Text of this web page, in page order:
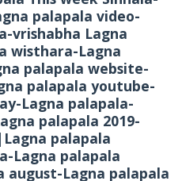
palapala video-
vrishabha Lagna
wisthara-Lagna
palapala website-
palapala youtube-
Lagna palapala-
palapala 2019-
palapala
Lagna palapala
august-Lagna palapala